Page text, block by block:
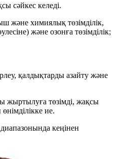
сәйкес келеді.
және химиялық төзімділік,
және озонға төзімділік;
қалдықтарды азайту және
жыртылуға төзімді, жақсы
ие.
кеңінен